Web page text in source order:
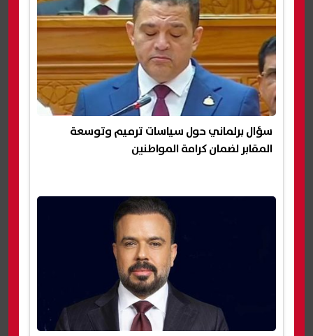
سؤال برلماني حول سياسات ترميم وتوسعة
المقابر لضمان كرامة المواطنين